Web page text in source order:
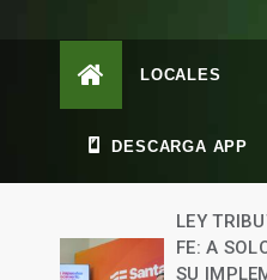
LOCALES
DESCARGA APP
EL